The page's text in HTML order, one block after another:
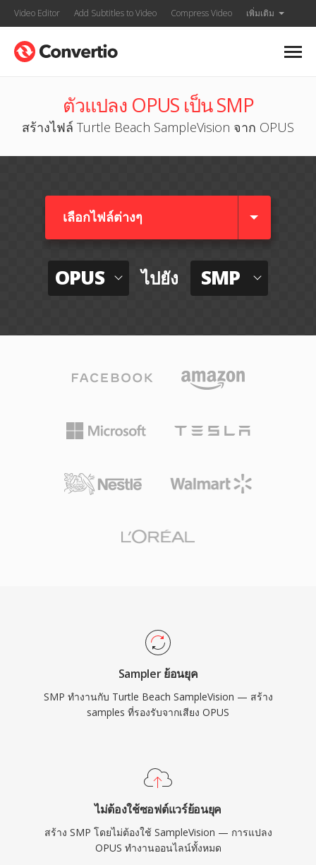
Video Editor Add Subtitles to Video Compress Video เพิ่มเติม
ตัวแปลง OPUS เป็น SMP
สร้างไฟล์ Turtle Beach SampleVision จาก OPUS
เลือกไฟล์ต่างๆ​
OPUS ไปยัง SMP
Sampler ย้อนยุค
SMP ทำงานกับ Turtle Beach SampleVision — สร้าง
samples ที่รองรับจากเสียง OPUS
ไม่ต้องใช้ซอฟต์แวร์ย้อนยุค
สร้าง SMP โดยไม่ต้องใช้ SampleVision — การแปลง
OPUS ทำงานออนไลน์ทั้งหมด